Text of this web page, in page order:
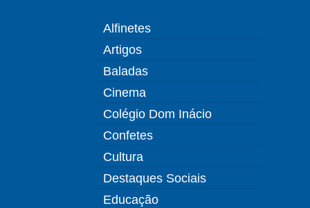
Alfinetes
Artigos
Baladas
Cinema
Colégio Dom Inácio
Confetes
Cultura
Destaques Sociais
Educação